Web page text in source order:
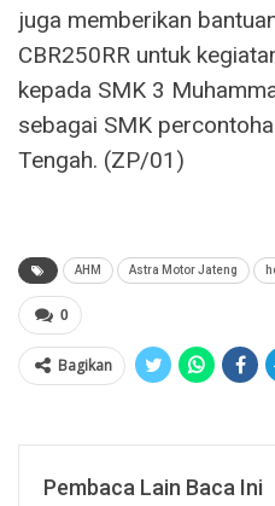
juga memberikan
CBR250RR untuk
kepada SMK 3
sebagai SMK
Tengah. (ZP/01)
AHM Astra Motor Jateng
0
Bagikan
Pembaca Lain Baca Ini